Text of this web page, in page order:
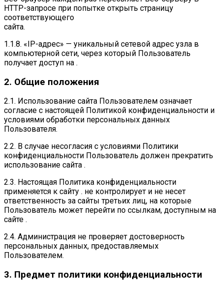
HTTP-запросе при попытке открыть страницу
соответствующего
сайта.
1.1.8. «IP-адрес» — уникальный сетевой адрес узла в
компьютерной сети, через который Пользователь
получает доступ на .
2. Общие положения
2.1. Использование сайта Пользователем означает
согласие с настоящей Политикой конфиденциальности и
условиями обработки персональных данных
Пользователя.
2.2. В случае несогласия с условиями Политики
конфиденциальности Пользователь должен прекратить
использование сайта .
2.3. Настоящая Политика конфиденциальности
применяется к сайту . не контролирует и не несет
ответственность за сайты третьих лиц, на которые
Пользователь может перейти по ссылкам, доступным на
сайте .
2.4. Администрация не проверяет достоверность
персональных данных, предоставляемых
Пользователем.
3. Предмет политики конфиденциальности